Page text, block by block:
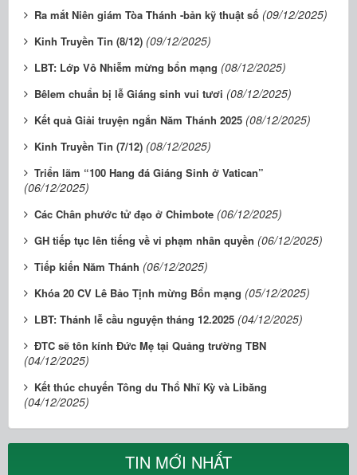
Ra mắt Niên giám Tòa Thánh -bản kỹ thuật số (09/12/2025)
Kinh Truyền Tin (8/12) (09/12/2025)
LBT: Lớp Vô Nhiễm mừng bổn mạng (08/12/2025)
Bêlem chuẩn bị lễ Giáng sinh vui tươi (08/12/2025)
Kết quả Giải truyện ngắn Năm Thánh 2025 (08/12/2025)
Kinh Truyền Tin (7/12) (08/12/2025)
Triển lãm “100 Hang đá Giáng Sinh ở Vatican”
(06/12/2025)
Các Chân phước tử đạo ở Chimbote (06/12/2025)
GH tiếp tục lên tiếng về vi phạm nhân quyền (06/12/2025)
Tiếp kiến Năm Thánh (06/12/2025)
Khóa 20 CV Lê Bảo Tịnh mừng Bổn mạng (05/12/2025)
LBT: Thánh lễ cầu nguyện tháng 12.2025 (04/12/2025)
ĐTC sẽ tôn kính Đức Mẹ tại Quảng trường TBN
(04/12/2025)
Kết thúc chuyến Tông du Thổ Nhĩ Kỳ và Libăng
(04/12/2025)
TIN MỚI NHẤT